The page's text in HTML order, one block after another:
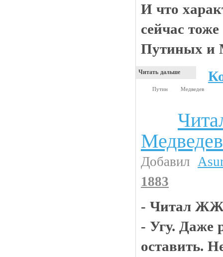
И что
сейчас
Путиных и
Читать дальше
Путин Медведев
Добавил
1883
- Читал ЖЖ
- Угу. Даже
оставить.